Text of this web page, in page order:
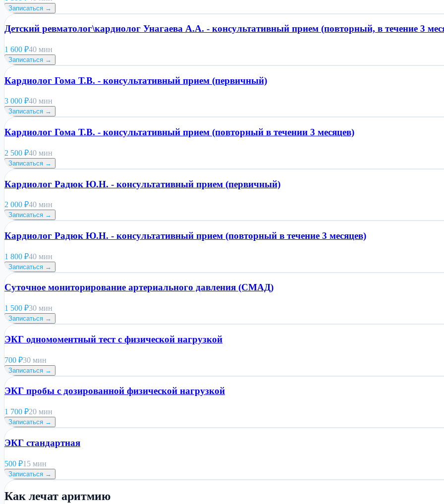
Записаться →
Детский ревматолог\кардиолог Унагаева А.А. - консультативный прием (повторный, в течение 3
1 600 ₽40 мин
Записаться →
Кардиолог Гома Т.В. - консультативный прием (первичный)
3 000 ₽40 мин
Записаться →
Кардиолог Гома Т.В. - консультативный прием (повторный в течении 3 месяцев)
2 500 ₽40 мин
Записаться →
Кардиолог Радюк Ю.Н. - консультативный прием (первичный)
2 000 ₽40 мин
Записаться →
Кардиолог Радюк Ю.Н. - консультативный прием (повторный в течение 3 месяцев)
1 800 ₽40 мин
Записаться →
Суточное мониторирование артериального давления (СМАД)
1 500 ₽30 мин
Записаться →
ЭКГ одномоментный тест с физической нагрузкой
700 ₽30 мин
Записаться →
ЭКГ пробы с дозированной физической нагрузкой
1 700 ₽20 мин
Записаться →
ЭКГ стандартная
500 ₽15 мин
Записаться →
Как лечат аритмию